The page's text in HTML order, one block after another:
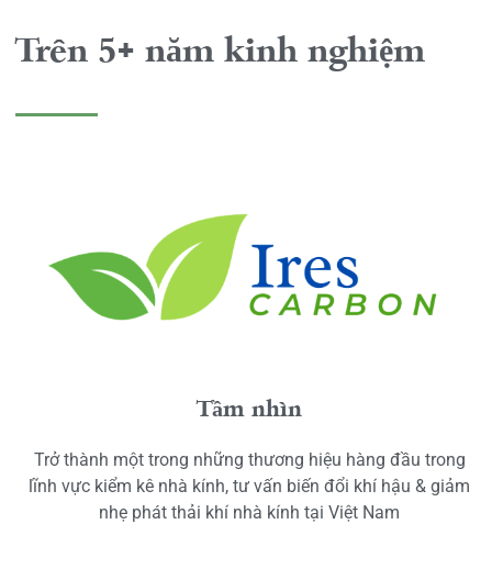
Trên 5+ năm kinh nghiệm
Tầm nhìn
Trở thành một trong những thương hiệu hàng đầu trong
lĩnh vực kiểm kê nhà kính, tư vấn biến đổi khí hậu & giảm
nhẹ phát thải khí nhà kính tại Việt Nam